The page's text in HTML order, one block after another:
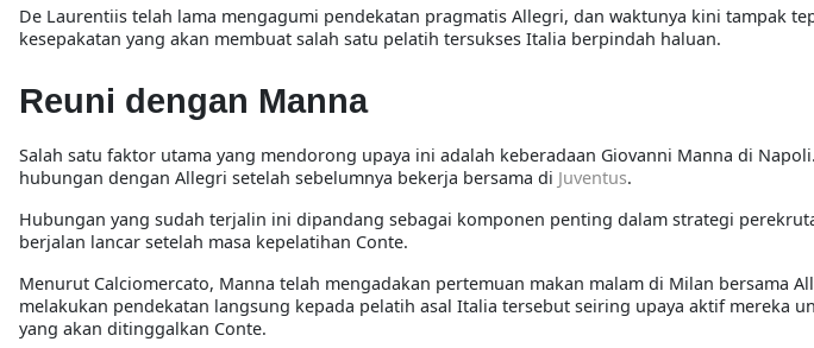
De Laurentiis telah lama mengagumi pendekatan pragmatis Allegri, dan waktunya kini tampak
kesepakatan yang akan membuat salah satu pelatih tersukses Italia berpindah haluan.
Reuni dengan Manna
Salah satu faktor utama yang mendorong upaya ini adalah keberadaan Giovanni Manna di
hubungan dengan Allegri setelah sebelumnya bekerja bersama di Juventus.
Hubungan yang sudah terjalin ini dipandang sebagai komponen penting dalam strategi
berjalan lancar setelah masa kepelatihan Conte.
Menurut Calciomercato, Manna telah mengadakan pertemuan makan malam di Milan bersama
melakukan pendekatan langsung kepada pelatih asal Italia tersebut seiring upaya aktif mereka
yang akan ditinggalkan Conte.